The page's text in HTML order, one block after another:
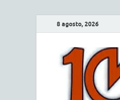
8 agosto, 2026